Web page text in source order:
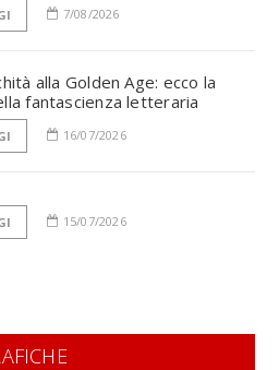
7/08/2026
alla Golden Age: ecco la
fantascienza letteraria
16/07/2026
15/07/2026